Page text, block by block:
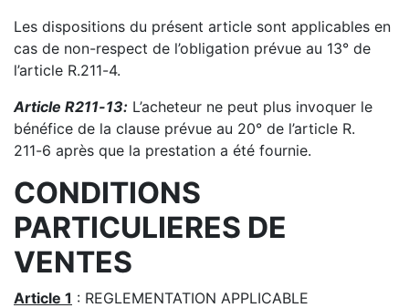
Les dispositions du présent article sont applicables en
cas de non-respect de l’obligation prévue au 13° de
l’article R.211-4.
Article R211-13: L’acheteur ne peut plus invoquer le
bénéfice de la clause prévue au 20° de l’article R.
211-6 après que la prestation a été fournie.
CONDITIONS
PARTICULIERES DE
VENTES
Article 1 : REGLEMENTATION APPLICABLE